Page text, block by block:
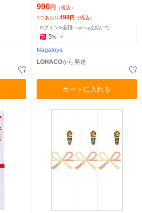
996円
（税込）
1つあたり498円 （税込）
ログイン&全額PayPay支払いで
5%
Nagatoya
LOHACOから発送
カートに入れる